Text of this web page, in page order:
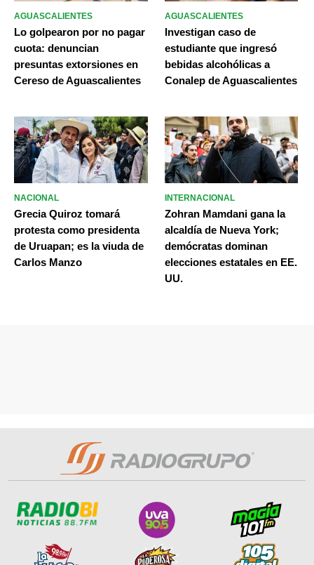
AGUASCALIENTES
Lo golpearon por no pagar
cuota: denuncian
presuntas extorsiones en
Cereso de Aguascalientes
AGUASCALIENTES
Investigan caso de
estudiante que ingresó
bebidas alcohólicas a
Conalep de Aguascalientes
NACIONAL
Grecia Quiroz tomará
protesta como presidenta
de Uruapan; es la viuda de
Carlos Manzo
INTERNACIONAL
Zohran Mamdani gana la
alcaldía de Nueva York;
demócratas dominan
elecciones estatales en EE.
UU.